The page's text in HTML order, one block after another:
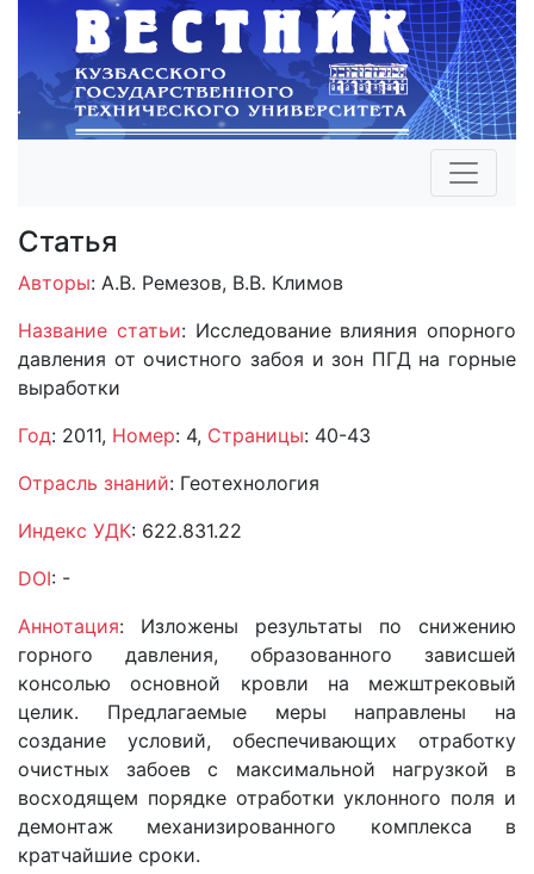
Статья
Авторы: А.В. Ремезов, В.В. Климов
Название статьи: Исследование влияния опорного
давления от очистного забоя и зон ПГД на горные
выработки
Год: 2011, Номер: 4, Страницы: 40-43
Отрасль знаний: Геотехнология
Индекс УДК: 622.831.22
DOI: -
Аннотация: Изложены результаты по снижению
горного давления, образованного зависшей
консолью основной кровли на межштрековый
целик. Предлагаемые меры направлены на
создание условий, обеспечивающих отработку
очистных забоев с максимальной нагрузкой в
восходящем порядке отработки уклонного поля и
демонтаж механизированного комплекса в
кратчайшие сроки.